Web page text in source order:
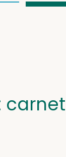
carnet